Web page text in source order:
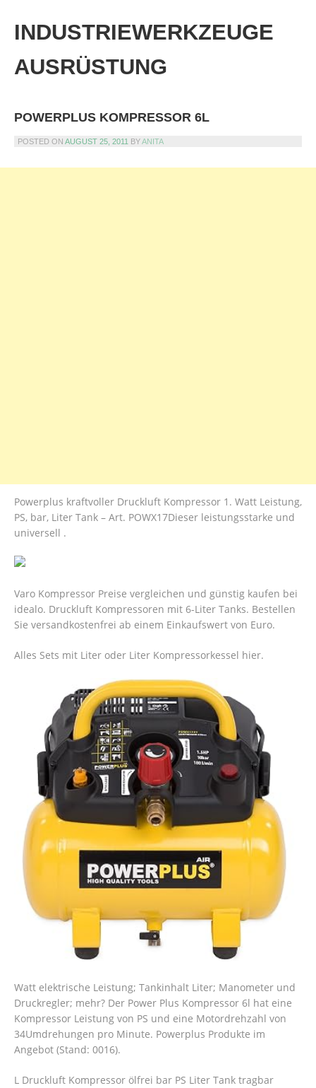
content
INDUSTRIEWERKZEUGE
AUSRÜSTUNG
POWERPLUS KOMPRESSOR 6L
POSTED ON AUGUST 25, 2011 BYANITA
Powerplus kraftvoller Druckluft Kompressor 1. Watt Leistung,
PS, bar, Liter Tank – Art. POWX17Dieser leistungsstarke und
universell .
Varo Kompressor Preise vergleichen und günstig kaufen bei
idealo. Druckluft Kompressoren mit 6-Liter Tanks. Bestellen
Sie versandkostenfrei ab einem Einkaufswert von Euro.
Alles Sets mit Liter oder Liter Kompressorkessel hier.
Watt elektrische Leistung; Tankinhalt Liter; Manometer und
Druckregler; mehr? Der Power Plus Kompressor 6l hat eine
Kompressor Leistung von PS und eine Motordrehzahl von
34Umdrehungen pro Minute. Powerplus Produkte im
Angebot (Stand: 0016).
L Druckluft Kompressor ölfrei bar PS Liter Tank tragbar